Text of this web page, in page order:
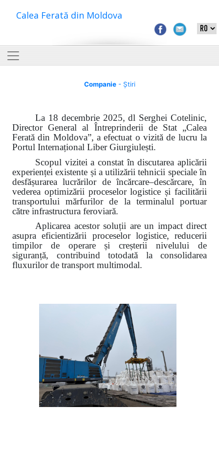
Calea Ferată din Moldova
Companie- Știri
La 18 decembrie 2025, dl Serghei Cotelinic,
Director General al Întreprinderii de Stat „Calea
Ferată din Moldova”, a efectuat o vizită de lucru la
Portul Internațional Liber Giurgiulești.
Scopul vizitei a constat în discutarea aplicării
experienței existente și a utilizării tehnicii speciale în
desfășurarea lucrărilor de încărcare–descărcare, în
vederea optimizării proceselor logistice și facilitării
transportului mărfurilor de la terminalul portuar
către infrastructura feroviară.
Aplicarea acestor soluții are un impact direct
asupra eficientizării proceselor logistice, reducerii
timpilor de operare și creșterii nivelului de
siguranță, contribuind totodată la consolidarea
fluxurilor de transport multimodal.